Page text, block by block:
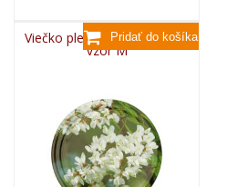
Viečko plechové TWIST 82 -
vzor M